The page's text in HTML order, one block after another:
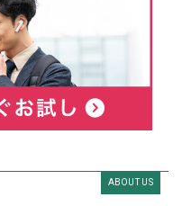
ABOUT US